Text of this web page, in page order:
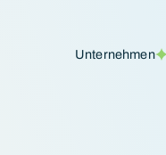
Unternehmen